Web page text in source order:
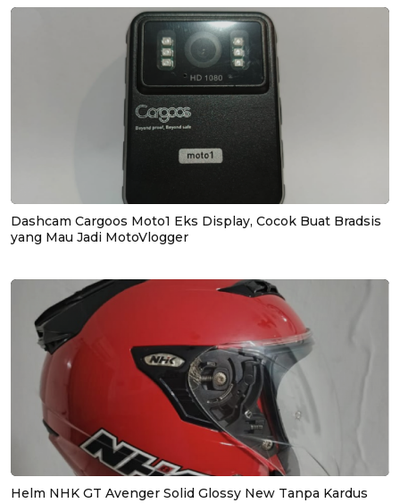
Dashcam Cargoos Moto1 Eks Display, Cocok Buat Bradsis
yang Mau Jadi MotoVlogger
Helm NHK GT Avenger Solid Glossy New Tanpa Kardus